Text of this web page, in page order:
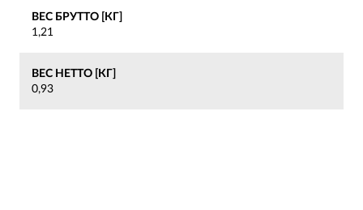
ВЕС БРУТТО [КГ]
1,21
ВЕС НЕТТО [КГ]
0,93